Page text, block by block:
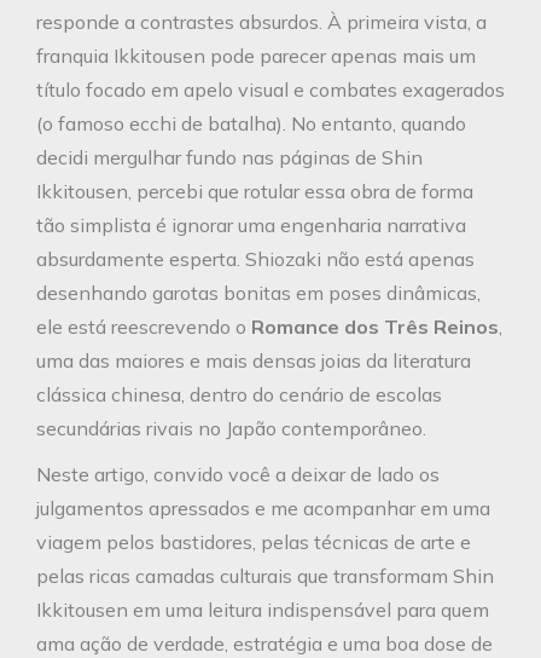
responde a contrastes absurdos. À primeira vista, a
franquia Ikkitousen pode parecer apenas mais um
título focado em apelo visual e combates exagerados
(o famoso ecchi de batalha). No entanto, quando
decidi mergulhar fundo nas páginas de Shin
Ikkitousen, percebi que rotular essa obra de forma
tão simplista é ignorar uma engenharia narrativa
absurdamente esperta. Shiozaki não está apenas
desenhando garotas bonitas em poses dinâmicas,
ele está reescrevendo o Romance dos Três Reinos,
uma das maiores e mais densas joias da literatura
clássica chinesa, dentro do cenário de escolas
secundárias rivais no Japão contemporâneo.
Neste artigo, convido você a deixar de lado os
julgamentos apressados e me acompanhar em uma
viagem pelos bastidores, pelas técnicas de arte e
pelas ricas camadas culturais que transformam Shin
Ikkitousen em uma leitura indispensável para quem
ama ação de verdade, estratégia e uma boa dose de